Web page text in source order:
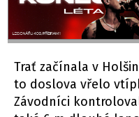
Trať začínala v
to doslova vřelo
Závodníci